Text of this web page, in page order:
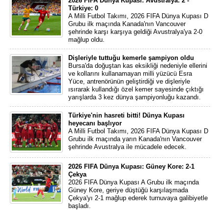
Türkiye: 0
A Milli Futbol Takımı, 2026 FIFA Dünya Kupası D
Grubu ilk maçında Kanada'nın Vancouver
şehrinde karşı karşıya geldiği Avustralya'ya 2-0
mağlup oldu.
Dişleriyle tuttuğu kemerle şampiyon oldu
Bursa'da doğuştan kas eksikliği nedeniyle ellerini
ve kollarını kullanamayan milli yüzücü Esra
Yüce, antrenörünün geliştirdiği ve dişleriyle
ısırarak kullandığı özel kemer sayesinde çıktığı
yarışlarda 3 kez dünya şampiyonluğu kazandı.
Türkiye'nin hasreti bitti! Dünya Kupası
heyecanı başlıyor
A Milli Futbol Takımı, 2026 FIFA Dünya Kupası D
Grubu ilk maçında yarın Kanada'nın Vancouver
şehrinde Avustralya ile mücadele edecek.
2026 FIFA Dünya Kupası: Güney Kore: 2-1
Çekya
2026 FIFA Dünya Kupası A Grubu ilk maçında
Güney Kore, geriye düştüğü karşılaşmada
Çekya'yı 2-1 mağlup ederek turnuvaya galibiyetle
başladı.